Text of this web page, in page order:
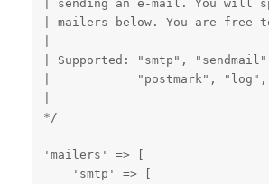
| sending an e-mail. You will
| mailers below. You are free
| Supported: "smtp",
|            "postmark",
*/
'mailers' => [
    'smtp' => [